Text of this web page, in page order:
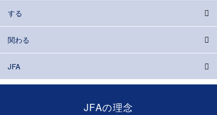
する
関わる
JFA
JFAの理念